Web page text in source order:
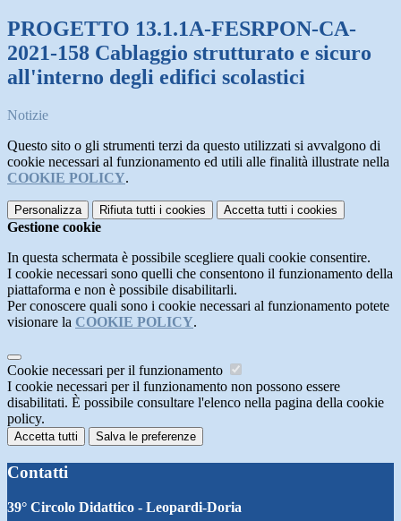
PROGETTO 13.1.1A-FESRPON-CA-
2021-158 Cablaggio strutturato e sicuro
all'interno degli edifici scolastici
Notizie
Questo sito o gli strumenti terzi da questo utilizzati si avvalgono di
cookie necessari al funzionamento ed utili alle finalità illustrate nella
COOKIE POLICY.
Personalizza Rifiuta tutti i cookies Accetta tutti i cookies
Gestione cookie
In questa schermata è possibile scegliere quali cookie consentire.
I cookie necessari sono quelli che consentono il funzionamento della
piattaforma e non è possibile disabilitarli.
Per conoscere quali sono i cookie necessari al funzionamento potete
visionare la COOKIE POLICY.
Cookie necessari per il funzionamento
I cookie necessari per il funzionamento non possono essere
disabilitati. È possibile consultare l'elenco nella pagina della cookie
policy.
Accetta tutti Salva le preferenze
Contatti
39° Circolo Didattico - Leopardi-Doria